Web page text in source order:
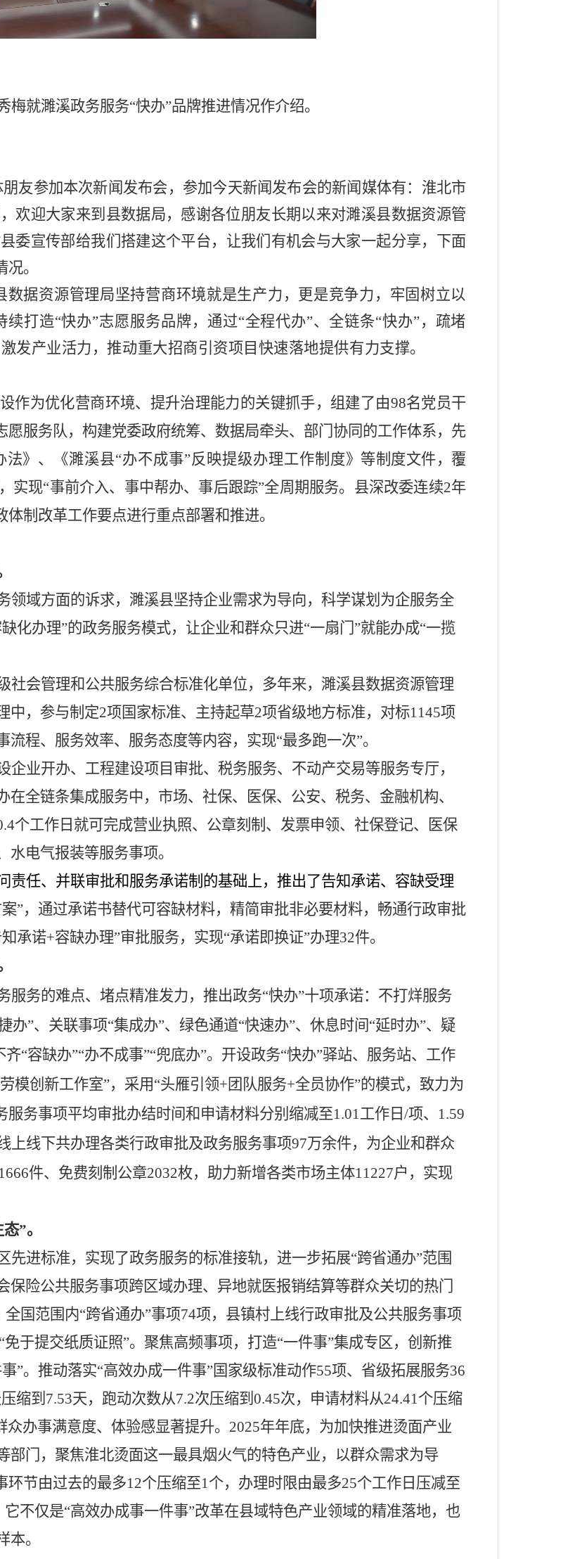
梅就濉溪政务服务“快办”品牌推进情况作介绍。
友参加本次新闻发布会，参加今天新闻发布会的新闻媒体有：淮北市
欢迎大家来到县数据局，感谢各位朋友长期以来对濉溪县数据资源管
委宣传部给我们搭建这个平台，让我们有机会与大家一起分享， 下面
。
数据资源管理局坚持营商环境就是生产力，更是竞争力，牢固树立以
续打造“快办”志愿服务品牌，通过“全程代办”、全链条“快办”，疏堵
发产业活力，推动重大招商引资项目快速落地提供有力支撑。
作为优化营商环境、提升治理能力的关键抓手， 组建了由98名党员干
服务队， 构建党委政府统筹、数据局牵头、部门协同的工作体系， 先
》 、 《濉溪县“办不成事”反映提级办理工作制度》 等制度文件， 覆
实现“事前介入、事中帮办、事后跟踪”全周期服务。 县深改委连续2年
制改革工作要点进行重点部署和推进。
领域方面的诉求， 濉溪县坚持企业需求为导向，科学谋划为企服务全
化办理”的政务服务模式，让企业和群众只进“一扇门”就能办成“一揽
社会管理和公共服务综合标准化单位，多年来，濉溪县数据资源管理
， 参与制定2项国家标准、主持起草2项省级地方标准， 对标1145项
程、服务效率、服务态度等内容， 实现“最多跑一次”。
企业开办、工程建设项目审批、税务服务、不动产交易等服务专厅，
全链条集成服务中，市场、社保、医保、公安、税务、金融机构、
个工作日就可完成营业执照、公章刻制、发票申领、社保登记、医保
电气报装等服务事项。
责任、并联审批和服务承诺制的基础上，推出了告知承诺、容缺受理
”， 通过承诺书替代可容缺材料，精简审批非必要材料，畅通行政审批
知承诺+容缺办理”审批服务，实现“承诺即换证”办理32件。
服务的难点、堵点精准发力， 推出政务“快办”十项承诺：不打烊服务
办”、关联事项“集成办”、绿色通道“快速办”、休息时间“延时办”、疑
“容缺办”“办不成事”“兜底办”。开设政务“快办”驿站、服务站、工作
模创新工作室”，采用“头雁引领+团队服务+全员协作”的模式，致力为
务事项平均审批办结时间和申请材料分别缩减至1.01工作日/项、1.59
上线下共办理各类行政审批及政务服务事项97万余件，为企业和群众
件、免费刻制公章2032枚，助力新增各类市场主体11227户，实现
”。
先进标准，实现了政务服务的标准接轨，进一步拓展“跨省通办”范围
险公共服务事项跨区域办理、异地就医报销结算等群众关切的热门
全国范围内“跨省通办”事项74项，县镇村上线行政审批及公共服务事项
于提交纸质证照”。 聚焦高频事项，打造“一件事”集成专区，创新推
”。 推动落实“高效办成一件事”国家级标准动作55项、省级拓展服务36
缩到7.53天，跑动次数从7.2次压缩到0.45次，申请材料从24.41个压缩
众办事满意度、体验感显著提升。 2025年年底，为加快推进烫面产业
部门，聚焦淮北烫面这一最具烟火气的特色产业，以群众需求为导
环节由过去的最多12个压缩至1个，办理时限由最多25个工作日压减至
不仅是“高效办成事一件事”改革在县域特色产业领域的精准落地，也
本。